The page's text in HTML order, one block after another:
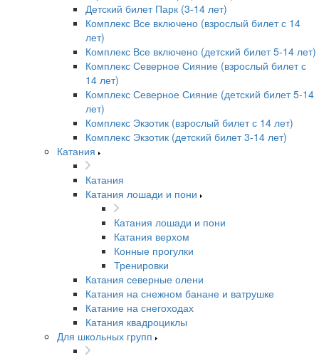
Детский билет Парк (3-14 лет)
Комплекс Все включено (взрослый билет с 14
лет)
Комплекс Все включено (детский билет 5-14 лет)
Комплекс Северное Сияние (взрослый билет с
14 лет)
Комплекс Северное Сияние (детский билет 5-14
лет)
Комплекс Экзотик (взрослый билет с 14 лет)
Комплекс Экзотик (детский билет 3-14 лет)
Катания
Катания
Катания лошади и пони
Катания лошади и пони
Катания верхом
Конные прогулки
Тренировки
Катания северные олени
Катания на снежном банане и ватрушке
Катание на снегоходах
Катания квадроциклы
Для школьных групп